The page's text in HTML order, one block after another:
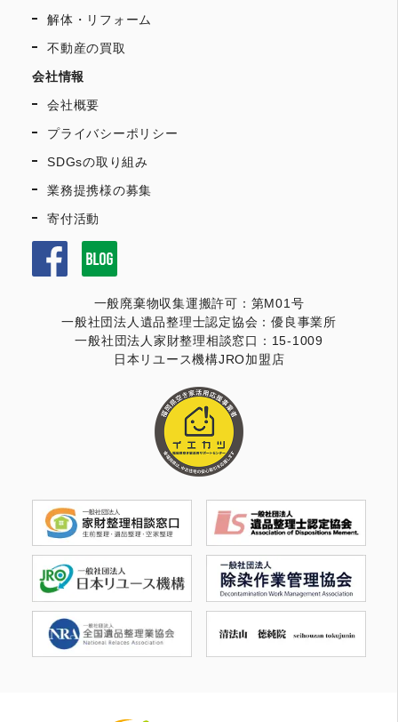
解体・リフォーム
不動産の買取
会社情報
会社概要
プライバシーポリシー
SDGsの取り組み
業務提携様の募集
寄付活動
一般廃棄物収集運搬許可：第M01号
一般社団法人遺品整理士認定協会：優良事業所
一般社団法人家財整理相談窓口：15-1009
日本リユース機構JRO加盟店